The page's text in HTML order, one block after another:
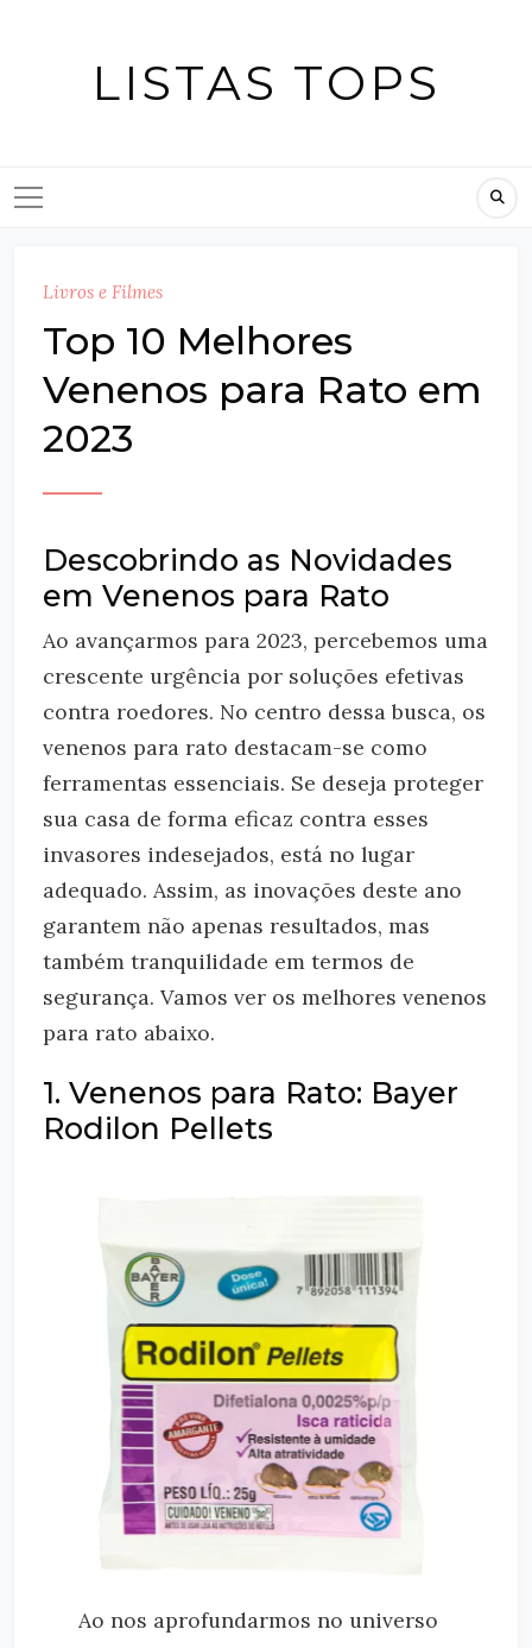
LISTAS TOPS
Livros e Filmes
Top 10 Melhores
Venenos para Rato em
2023
Descobrindo as Novidades
em Venenos para Rato
Ao avançarmos para 2023, percebemos uma
crescente urgência por soluções efetivas
contra roedores. No centro dessa busca, os
venenos para rato destacam-se como
ferramentas essenciais. Se deseja proteger
sua casa de forma eficaz contra esses
invasores indesejados, está no lugar
adequado. Assim, as inovações deste ano
garantem não apenas resultados, mas
também tranquilidade em termos de
segurança. Vamos ver os melhores venenos
para rato abaixo.
1. Venenos para Rato: Bayer
Rodilon Pellets
Ao nos aprofundarmos no universo